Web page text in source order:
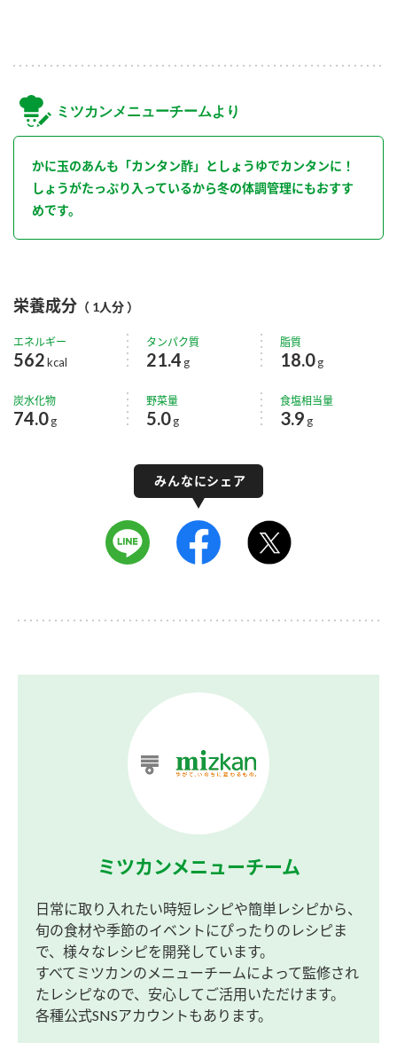
ミツカンメニューチームより
かに玉のあんも「カンタン酢」としょうゆでカンタンに！
しょうがたっぷり入っているから冬の体調管理にもおすす
めです。
栄養成分 （ 1人分 ）
エネルギー
562kcal
タンパク質
21.4 g
脂質
18.0 g
炭水化物
74.0g
野菜量
5.0g
食塩相当量
3.9 g
ミツカンメニューチーム
日常に取り入れたい時短レシピや簡単レシピから、
旬の食材や季節のイベントにぴったりのレシピま
で、様々なレシピを開発しています。
すべてミツカンのメニューチームによって監修され
たレシピなので、安心してご活用いただけます。
各種公式SNSアカウントもあります。